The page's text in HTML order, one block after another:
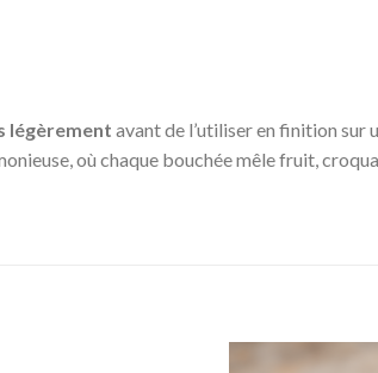
légèrement avant de l’utiliser en finition sur
où chaque bouchée mêle fruit,